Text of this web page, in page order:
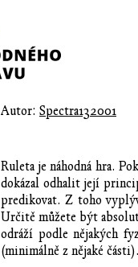
Autor: Spectra132001
Ruleta je náhodná hra.
dokázal odhalit její
predikovat. Z toho
Určitě můžete být
odráží podle nějakých
(minimálně z nějaké části).